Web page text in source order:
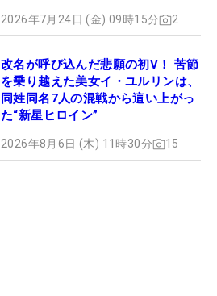
2026年7月24日 (金) 09時15分 2
改名が呼び込んだ悲願の初V！ 苦節
を乗り越えた美女イ・ユルリンは、
同姓同名7人の混戦から這い上がっ
た“新星ヒロイン”
2026年8月6日 (木) 11時30分 15